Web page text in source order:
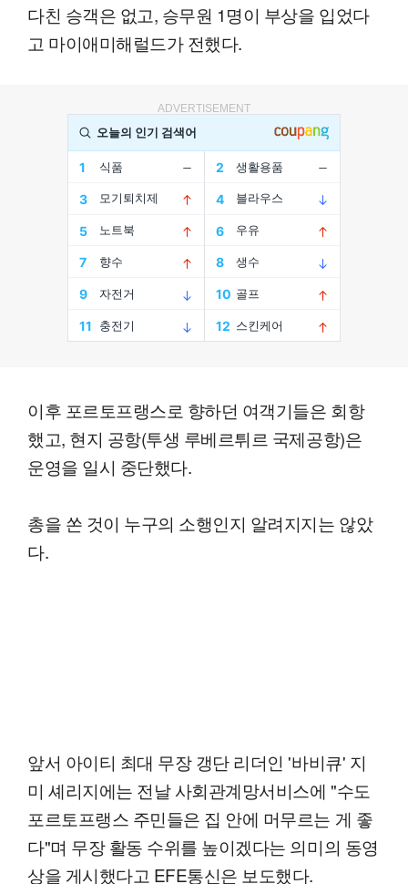
다친 승객은 없고, 승무원 1명이 부상을 입었다
고 마이애미해럴드가 전했다.
ADVERTISEMENT
이후 포르토프랭스로 향하던 여객기들은 회항
했고, 현지 공항(투생 루베르튀르 국제공항)은
운영을 일시 중단했다.
총을 쏜 것이 누구의 소행인지 알려지지는 않았
다.
앞서 아이티 최대 무장 갱단 리더인 '바비큐' 지
미 셰리지에는 전날 사회관계망서비스에 "수도
포르토프랭스 주민들은 집 안에 머무르는 게 좋
다"며 무장 활동 수위를 높이겠다는 의미의 동영
상을 게시했다고 EFE통신은 보도했다.